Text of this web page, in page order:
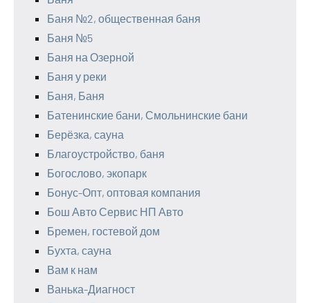
Баня №2, общественная баня
Баня №5
Баня на Озерной
Баня у реки
Баня, Баня
Батенинские бани, Смольнинские бани
Берёзка, сауна
Благоустройство, баня
Богослово, экопарк
Бонус-Опт, оптовая компания
Бош Авто Сервис НП Авто
Бремен, гостевой дом
Бухта, сауна
Вам к нам
Ванька-Диагност